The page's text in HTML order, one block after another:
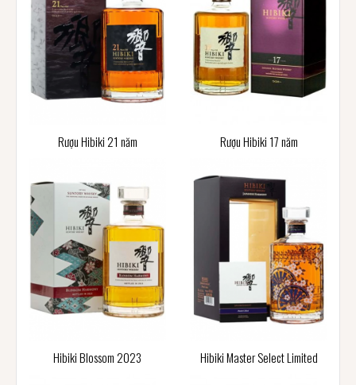
Rượu Hibiki 21 năm Rượu Hibiki 17 năm
Hibiki Blossom 2023 Hibiki Master Select Limited